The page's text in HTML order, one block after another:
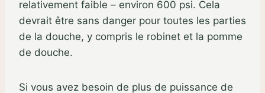
relativement faible – environ 600 psi. Cela
devrait être sans danger pour toutes les parties
de la douche, y compris le robinet et la pomme
de douche.
Si vous avez besoin de plus de puissance de